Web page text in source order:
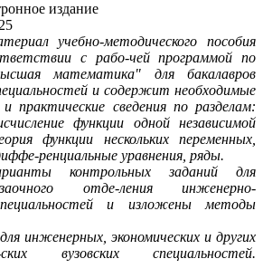
издание
учебно-методического пособия
с рабо-чей программой по
математика" для бакалавров
и содержит необходимые
практические сведения по разделам:
функции одной независимой
функции нескольких переменных,
ренциальные уравнения, ряды.
контрольных заданий для
отде-ления инженерно-
и изложены методы
инженерных, экономических и других
ских вузовских специальностей.